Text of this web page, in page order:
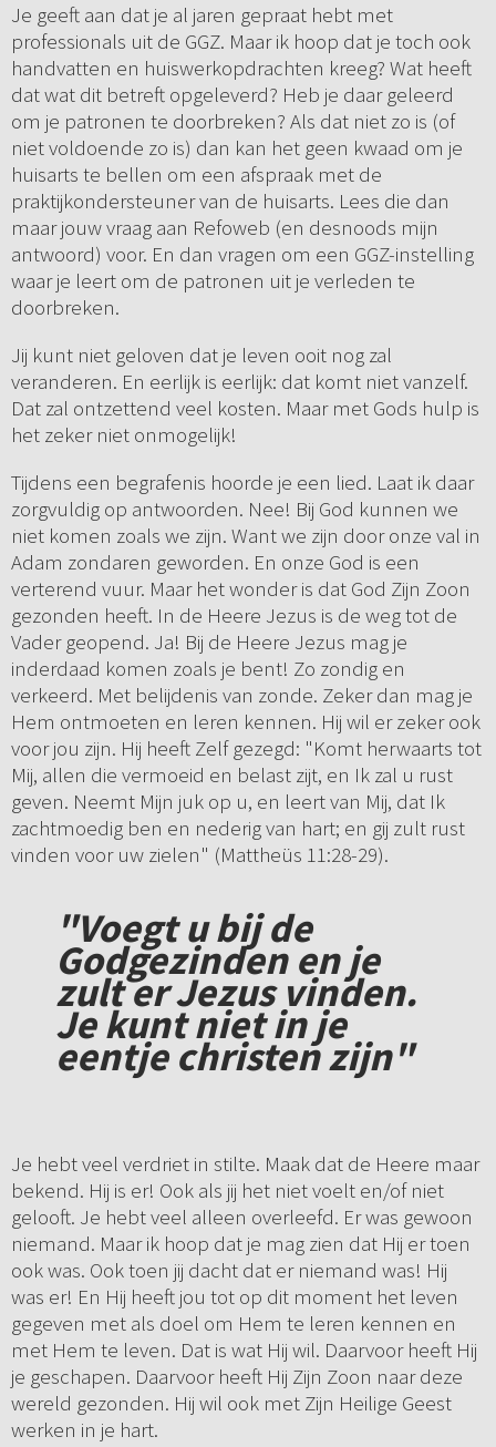
Je geeft aan dat je al jaren gepraat hebt met
professionals uit de GGZ. Maar ik hoop dat je toch ook
handvatten en huiswerkopdrachten kreeg? Wat heeft
dat wat dit betreft opgeleverd? Heb je daar geleerd
om je patronen te doorbreken? Als dat niet zo is (of
niet voldoende zo is) dan kan het geen kwaad om je
huisarts te bellen om een afspraak met de
praktijkondersteuner van de huisarts. Lees die dan
maar jouw vraag aan Refoweb (en desnoods mijn
antwoord) voor. En dan vragen om een GGZ-instelling
waar je leert om de patronen uit je verleden te
doorbreken.
Jij kunt niet geloven dat je leven ooit nog zal
veranderen. En eerlijk is eerlijk: dat komt niet vanzelf.
Dat zal ontzettend veel kosten. Maar met Gods hulp is
het zeker niet onmogelijk!
Tijdens een begrafenis hoorde je een lied. Laat ik daar
zorgvuldig op antwoorden. Nee! Bij God kunnen we
niet komen zoals we zijn. Want we zijn door onze val in
Adam zondaren geworden. En onze God is een
verterend vuur. Maar het wonder is dat God Zijn Zoon
gezonden heeft. In de Heere Jezus is de weg tot de
Vader geopend. Ja! Bij de Heere Jezus mag je
inderdaad komen zoals je bent! Zo zondig en
verkeerd. Met belijdenis van zonde. Zeker dan mag je
Hem ontmoeten en leren kennen. Hij wil er zeker ook
voor jou zijn. Hij heeft Zelf gezegd: "Komt herwaarts tot
Mij, allen die vermoeid en belast zijt, en Ik zal u rust
geven. Neemt Mijn juk op u, en leert van Mij, dat Ik
zachtmoedig ben en nederig van hart; en gij zult rust
vinden voor uw zielen" (Mattheüs 11:28-29).
"Voegt u bij de
Godgezinden en je
zult er Jezus vinden.
Je kunt niet in je
eentje christen zijn"
Je hebt veel verdriet in stilte. Maak dat de Heere maar
bekend. Hij is er! Ook als jij het niet voelt en/of niet
gelooft. Je hebt veel alleen overleefd. Er was gewoon
niemand. Maar ik hoop dat je mag zien dat Hij er toen
ook was. Ook toen jij dacht dat er niemand was! Hij
was er! En Hij heeft jou tot op dit moment het leven
gegeven met als doel om Hem te leren kennen en
met Hem te leven. Dat is wat Hij wil. Daarvoor heeft Hij
je geschapen. Daarvoor heeft Hij Zijn Zoon naar deze
wereld gezonden. Hij wil ook met Zijn Heilige Geest
werken in je hart.